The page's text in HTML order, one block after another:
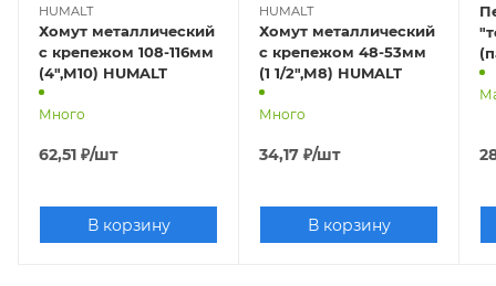
HUMALT
Хомут металлический
с крепежом 108-116мм
(4",М10) HUMALT
Много
62,51 ₽/шт
В корзину
HUMALT
Хомут металлический
с крепежом 48-53мм
(1 1/2",М8) HUMALT
Много
34,17 ₽/шт
В корзину